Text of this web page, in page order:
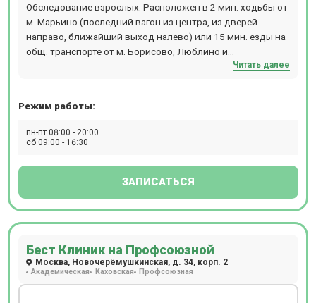
Lumenis M22. МРТ в клинике на Красносельской работает
24/7
Обследование взрослых. Расположен в 2 мин. ходьбы от
м. Марьино (последний вагон из центра, из дверей -
направо, ближайший выход налево) или 15 мин. езды на
общ. транспорте от м. Борисово, Люблино и
Шипиловская. Прием происходит по предварительной
Читать далее
Режим работы:
пн-пт 08:00 - 20:00
сб 09:00 - 16:30
ЗАПИСАТЬСЯ
Бест Клиник на Профсоюзной
Москва, Новочерёмушкинская, д. 34, корп. 2
Академическая Каховская Профсоюзная